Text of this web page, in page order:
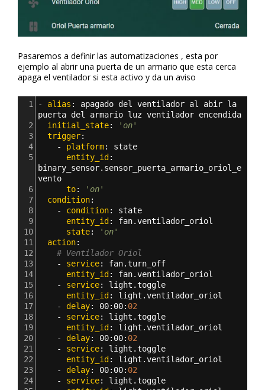
Pasaremos a definir las automatizaciones , esta por
ejemplo al abrir una puerta de un armario que esta cerca
apaga el ventilador si esta activo y da un aviso
1 - alias : apagado del ventilador al abir la
puerta del armario luz ventilador encendida
2
  initial_state
:
'on'
3
  trigger
:
4
- platform: state
5
entity_id
binary_sensor.sensor_puerta_armario_oriol_e
vento
6
to:
'on'
7
  condition
:
8
- condition: state
9
entity_id : fan.ventilador_oriol
10
state:
'on'
11
  action
12
# Ventilador Oriol
13
- service: fan.turn_off
14
entity_id : fan.ventilador_oriol
15
- service: light.toggle
16
entity_id :
17
- delay: 00: 00: 02
18
- service: light.toggle
19
entity_id :
20
- delay: 00: 00: 02
21
- service: light.toggle
22
entity_id :
23
- delay: 00: 00: 02
24
- service: light.toggle